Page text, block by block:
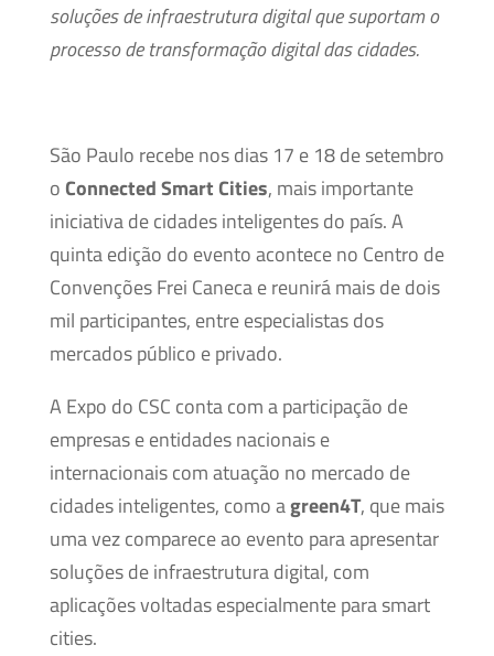
soluções de infraestrutura digital que suportam o
processo de transformação digital das cidades.
São Paulo recebe nos dias 17 e 18 de setembro
o Connected Smart Cities, mais importante
iniciativa de cidades inteligentes do país. A
quinta edição do evento acontece no Centro de
Convenções Frei Caneca e reunirá mais de dois
mil participantes, entre especialistas dos
mercados público e privado.
A Expo do CSC conta com a participação de
empresas e entidades nacionais e
internacionais com atuação no mercado de
cidades inteligentes, como agreen4T, que mais
uma vez comparece ao evento para apresentar
soluções de infraestrutura digital, com
aplicações voltadas especialmente para smart
cities.